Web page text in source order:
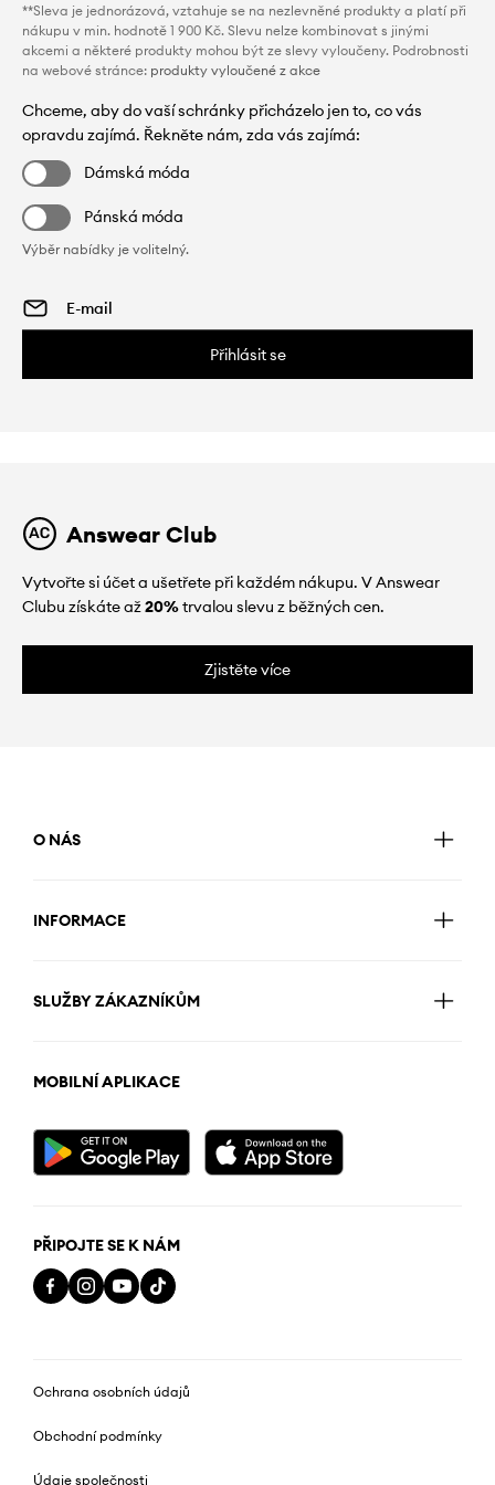
**Sleva je jednorázová, vztahuje se na nezlevněné produkty a platí při
nákupu v min. hodnotě 1 900 Kč. Slevu nelze kombinovat s jinými
akcemi a některé produkty mohou být ze slevy vyloučeny. Podrobnosti
na webové stránce: produkty vyloučené z akce
Chceme, aby do vaší schránky přicházelo jen to, co vás
opravdu zajímá. Řekněte nám, zda vás zajímá:
Dámská móda
Pánská móda
Výběr nabídky je volitelný.
Přihlásit se
Answear Club
Vytvořte si účet a ušetřete při každém nákupu. V Answear
Clubu získáte až20%trvalou slevu z běžných cen.
Zjistěte více
O NÁS
INFORMACE
SLUŽBY ZÁKAZNÍKŮM
MOBILNÍ APLIKACE
PŘIPOJTE SE K NÁM
Ochrana osobních údajů
Obchodní podmínky
Údaje společnosti